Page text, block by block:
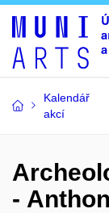
Kalendář
akcí
-